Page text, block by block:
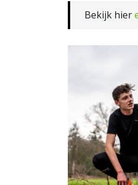
Bekijk hier